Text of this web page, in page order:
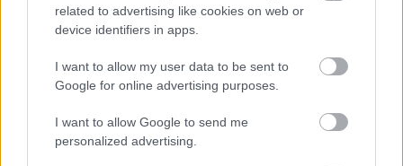
related to advertising like cookies on web or
device identifiers in apps.
I want to allow my user data to be sent to
Google for online advertising purposes.
I want to allow Google to send me
personalized advertising.
juego. El mediocentro ha jugado 13 partidos con un gol y 4
asistencias en su haber y 4,69 puntos de media.
La defensa tipo del once de Gattuso la completan Eray
Cömert y Thierry Correia. El suizo ha arrebatado la
titularidad en el centro de la zaga a Gabriel Paulista y está
rindiendo a buen nivel (4,73 de media), mientras que el